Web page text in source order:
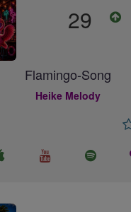
29
Flamingo-Song
Heike Melody